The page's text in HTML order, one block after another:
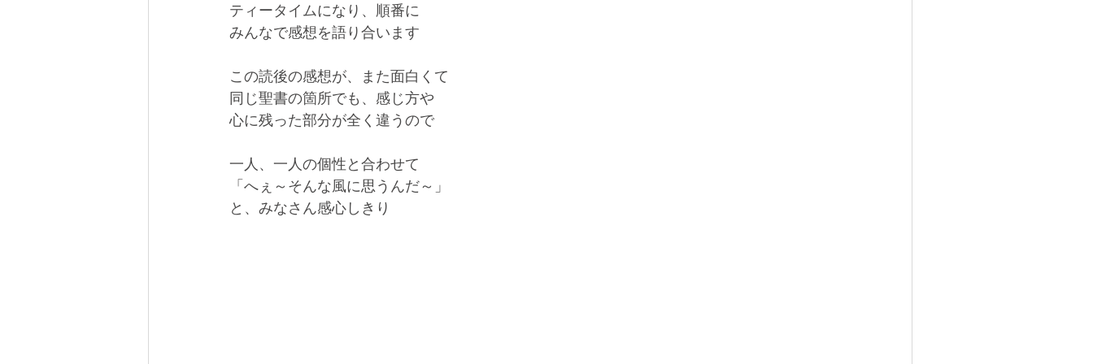
ティータイムになり、順番に
みんなで感想を語り合います
この読後の感想が、また面白くて
同じ聖書の箇所でも、感じ方や
心に残った部分が全く違うので
一人、一人の個性と合わせて
「へぇ～そんな風に思うんだ～」
と、みなさん感心しきり